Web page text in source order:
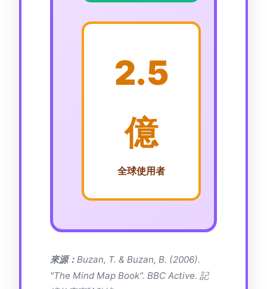
2.5
億
全球使用者
來源： Buzan, T. & Buzan, B. (2006).
"The Mind Map Book". BBC Active. 記